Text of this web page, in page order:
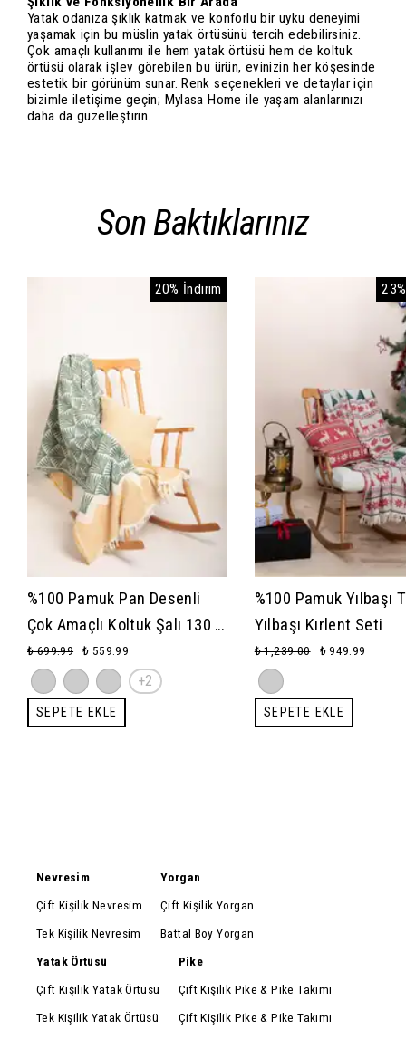
Yatak odanıza şıklık katmak ve konforlu bir uyku deneyimi
yaşamak için bu müslin yatak örtüsünü tercih edebilirsiniz.
Çok amaçlı kullanımı ile hem yatak örtüsü hem de koltuk
örtüsü olarak işlev görebilen bu ürün, evinizin her köşesinde
estetik bir görünüm sunar. Renk seçenekleri ve detaylar için
bizimle iletişime geçin; Mylasa Home ile yaşam alanlarınızı
daha da güzelleştirin.
Son Baktıklarınız
20% İndirim
%100 Pamuk Pan Desenli
Çok Amaçlı Koltuk Şalı 130 x
170 (Kırlentsiz)
₺ 699.99 ₺ 559.99
+2
SEPETE EKLE
%100 Pamuk Yılbaşı
Yılbaşı Kırlent Seti
₺ 1,239.00 ₺ 949.99
SEPETE EKLE
Nevresim
Çift Kişilik Nevresim
Tek Kişilik Nevresim
Yorgan
Çift Kişilik Yorgan
Battal Boy Yorgan
Yatak Örtüsü
Çift Kişilik Yatak Örtüsü
Tek Kişilik Yatak Örtüsü
Pike
Çift Kişilik Pike & Pike Takımı
Çift Kişilik Pike & Pike Takımı